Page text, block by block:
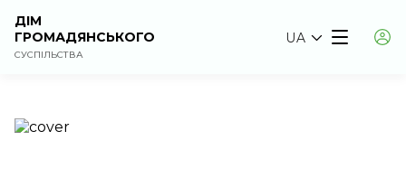
ДІМ
ГРОМАДЯНСЬКОГО
СУСПІЛЬСТВА
UA